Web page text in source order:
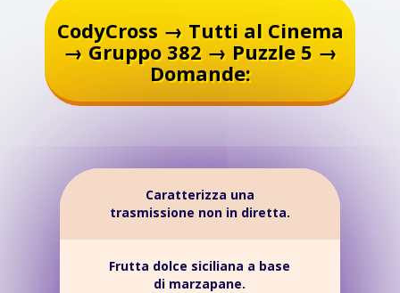
CodyCross → Tutti al Cinema
→ Gruppo 382 → Puzzle 5 →
Domande:
Caratterizza una
trasmissione non in diretta.
Frutta dolce siciliana a base
di marzapane.